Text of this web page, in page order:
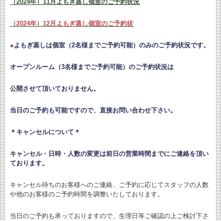
（2024年）11月よもぎ蒸し個室のご予約状況
（2024年）12月よもぎ蒸し個室のご予約状
●よもぎ蒸しは個室（2名様までご予約可能）のみのご予約状況です。
オープンルーム（3名様までご予約可能）のご予約状況は
公開させて頂いておりません。
当日のご予約も可能ですので、直接お問い合わせ下さい。
＊キャンセルについて＊
キャンセル・日時・人数の変更は前日の営業時間までにご連絡を頂い
ております。
キャンセル待ちのお客様へのご連絡、ご予約に応じてスタッフの人数
や他のお客様のご予約時間を調整いたしております。
当日のご予約も承っておりますので、生理日等ご確認の上ご検討下さ